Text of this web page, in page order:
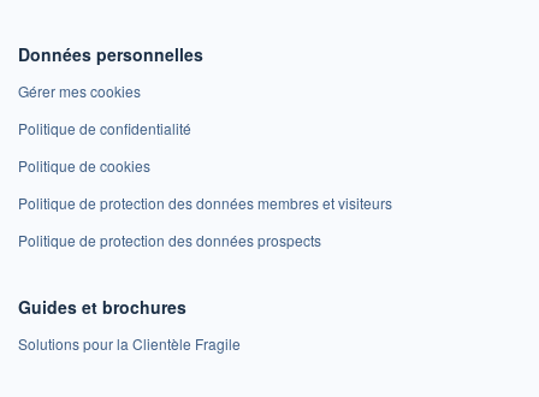
Données personnelles
Gérer mes cookies
Politique de confidentialité
Politique de cookies
Politique de protection des données membres et visiteurs
Politique de protection des données prospects
Guides et brochures
Solutions pour la Clientèle Fragile